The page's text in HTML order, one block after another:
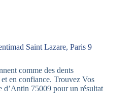
Saint Lazare, Paris 9
comme des dents
en confiance. Trouvez Vos
d’Antin 75009 pour un résultat